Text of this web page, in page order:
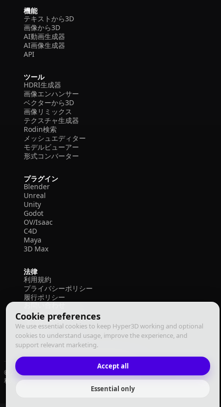
Cookie preferences
We use essential cookies to keep Hyper3D working and optional
cookies to understand usage, improve the experience, and
support relevant marketing.
Accept all
Essential only
機能
テキストから3D
画像から3D
AI動画生成器
AI画像生成器
API
ツール
HDRI生成器
画像エンハンサー
ベクターから3D
画像リミックス
テクスチャ生成器
Rodin検索
メッシュエディター
モデルビューアー
形式コンバーター
プラグイン
Blender
Unreal
Unity
Godot
OV/Isaac
C4D
Maya
3D Max
法律
利用規約
プライバシーポリシー
履行ポリシー
お問い合わせ
© 2026 Deemos Corporation. All rights reserved
利用規約プライバシーポリシー履行ポリシー 日本語